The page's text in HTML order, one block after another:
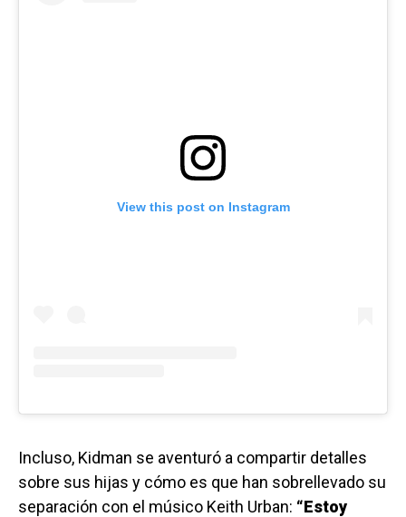
View this post on Instagram
Incluso, Kidman se aventuró a compartir detalles
sobre sus hijas y cómo es que han sobrellevado su
separación con el músico Keith Urban: “Estoy